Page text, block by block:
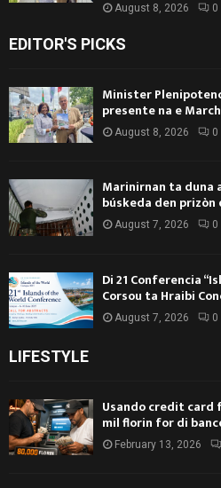
August 8, 2026 0
EDITOR'S PICKS
Minister
presente na e
August 8, 2026 0
Marinirnan ta
búskeda den
August 7, 2026 0
Di 21 Conferencia
Corsou ta Hraibi
August 7, 2026 0
LIFESTYLE
Usando credit card
mil florin for di
February 13, 2026